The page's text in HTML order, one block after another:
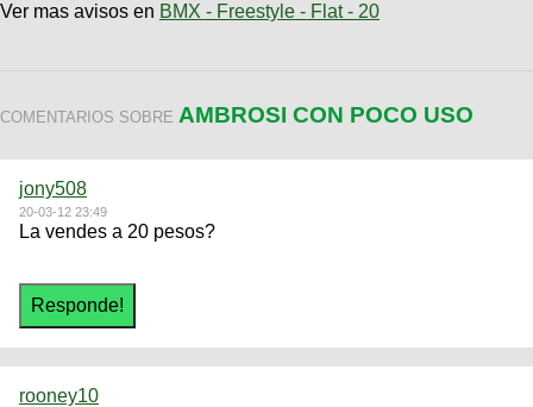
Ver mas avisos en BMX - Freestyle - Flat - 20
COMENTARIOS SOBRE AMBROSI CON POCO USO
jony508
20-03-12 23:49
La vendes a 20 pesos?
rooney10